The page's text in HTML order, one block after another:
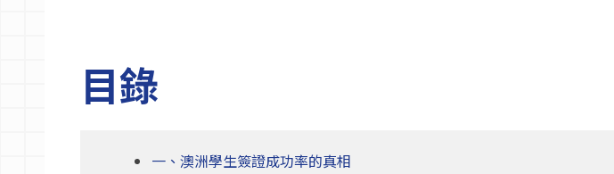
目錄
一、澳洲學生簽證成功率的真相